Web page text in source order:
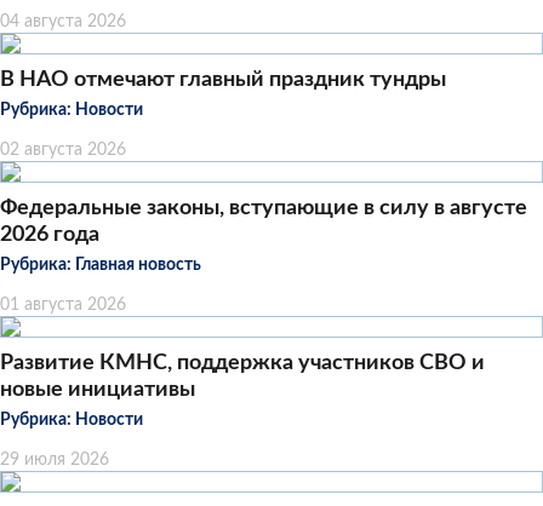
04 августа 2026
В НАО отмечают главный праздник тундры
Рубрика: Новости
02 августа 2026
Федеральные законы, вступающие в силу в августе
2026 года
Рубрика: Главная новость
01 августа 2026
Развитие КМНС, поддержка участников СВО и
новые инициативы
Рубрика: Новости
29 июля 2026